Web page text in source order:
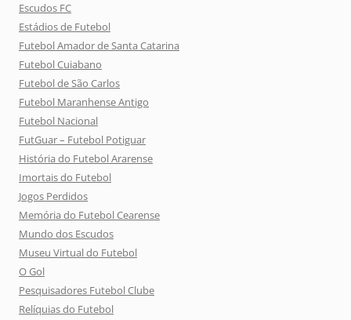
Escudos FC
Estádios de Futebol
Futebol Amador de Santa Catarina
Futebol Cuiabano
Futebol de São Carlos
Futebol Maranhense Antigo
Futebol Nacional
FutGuar – Futebol Potiguar
História do Futebol Ararense
Imortais do Futebol
Jogos Perdidos
Memória do Futebol Cearense
Mundo dos Escudos
Museu Virtual do Futebol
O Gol
Pesquisadores Futebol Clube
Relíquias do Futebol